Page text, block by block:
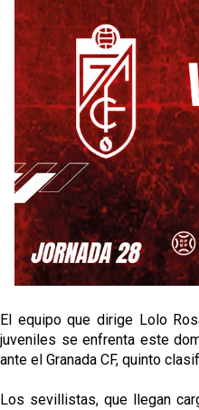
Sow muy cerca de
Oso es el siguiente en
Banquillos confirmados:
Sevilla Femenino para la
Celta y Rayo agitan el
Previa | El Sevilla FC
exigente choque ante
El equipo que dirige Lolo
juveniles se enfrenta este
ante el Granada CF, quinto
Los sevillistas, que llegan